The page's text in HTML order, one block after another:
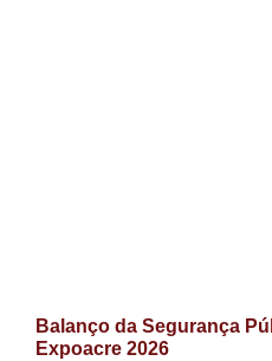
Balanço da Segurança
Expoacre 2026